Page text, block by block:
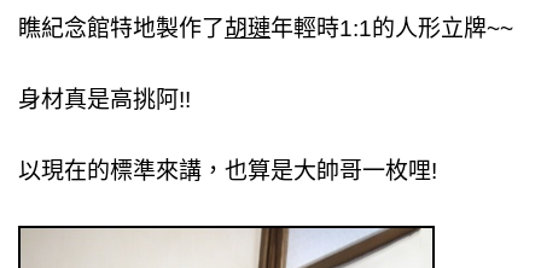
瞧紀念館特地製作了胡璉年輕時1:1的人形立牌~~
身材真是高挑阿!!
以現在的標準來講，也算是大帥哥一枚哩!